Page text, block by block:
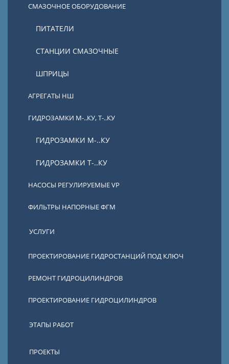
СМАЗОЧНОЕ ОБОРУДОВАНИЕ
ПИТАТЕЛИ
СТАНЦИИ СМАЗОЧНЫЕ
ШПРИЦЫ
АГРЕГАТЫ НШ
ГИДРОЗАМКИ М-..КУ, Т-..КУ
ГИДРОЗАМКИ М-..КУ
ГИДРОЗАМКИ Т-..КУ
НАСОСЫ РЕГУЛИРУЕМЫЕ VP
ФИЛЬТРЫ НАПОРНЫЕ ФГМ
УСЛУГИ
ПРОЕКТИРОВАНИЕ ГИДРОСТАНЦИЙ ПОД КЛЮЧ
РЕМОНТ ГИДРОЦИЛИНДРОВ
ПРОЕКТИРОВАНИЕ ГИДРОЦИЛИНДРОВ
ЭТАПЫ РАБОТ
ПРОЕКТЫ